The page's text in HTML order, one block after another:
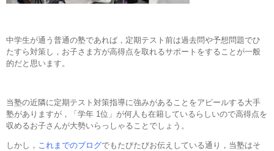
中学生が通う普通の塾であれば，定期テスト前は過去問や予想問題でひ
たすら対策し，お子さま方が高得点を取れるサポートをすることが一般
的だと思います。
当塾の近隣に定期テスト対策指導に強みがあることをアピールする大手
塾がありますが，「学年 1位」が何人も在籍しているらしいので高得点を
収めるお子さんが大勢いらっしゃることでしょう。
しかし， これまでのブログでもたびたびお伝えしている通り，当塾はそ